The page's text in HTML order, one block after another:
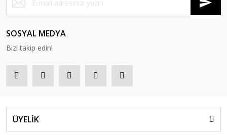
SOSYAL MEDYA
Bizi takip edin!
ÜYELİK